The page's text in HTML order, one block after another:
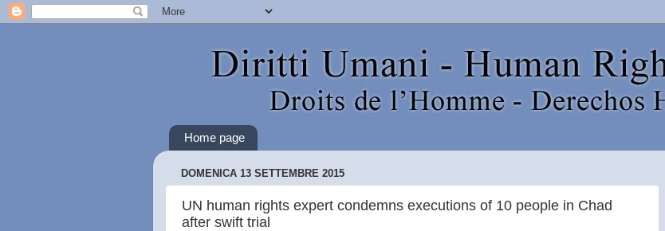
Home page
DOMENICA 13 SETTEMBRE 2015
UN human rights expert condemns executions of 10 people in Chad
after swift trial